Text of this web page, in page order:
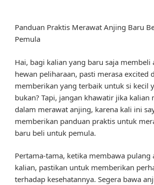
Panduan Praktis Merawat Anjing Baru
Pemula
Hai, bagi kalian yang baru saja membeli
hewan peliharaan, pasti merasa excited
memberikan yang terbaik untuk si kecil
bukan? Tapi, jangan khawatir jika kalian
dalam merawat anjing, karena kali ini
memberikan panduan praktis untuk
baru beli untuk pemula.
Pertama-tama, ketika membawa pulang
kalian, pastikan untuk memberikan
terhadap kesehatannya. Segera bawa